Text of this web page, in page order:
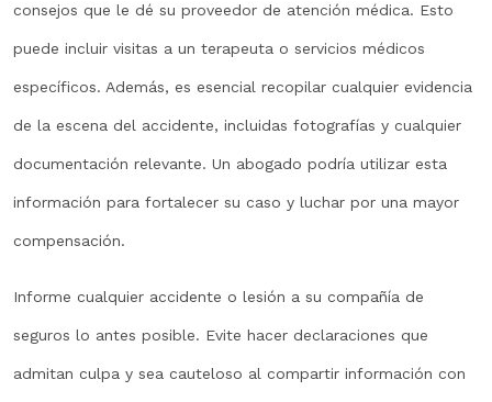
consejos que le dé su proveedor de atención médica. Esto
puede incluir visitas a un terapeuta o servicios médicos
específicos. Además, es esencial recopilar cualquier evidencia
de la escena del accidente, incluidas fotografías y cualquier
documentación relevante. Un abogado podría utilizar esta
información para fortalecer su caso y luchar por una mayor
compensación.
Informe cualquier accidente o lesión a su compañía de
seguros lo antes posible. Evite hacer declaraciones que
admitan culpa y sea cauteloso al compartir información con